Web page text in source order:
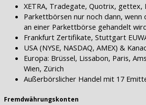
XETRA, Tradegate, Quotrix, gettex,
Parkettbörsen nur noch dann, wenn
an einer Parkettbörse gehandelt
Frankfurt Zertifikate, Stuttgart
USA (NYSE, NASDAQ, AMEX) &
Europa: Brüssel, Lissabon, Paris,
Wien, Zürich
Außerbörslicher Handel mit 17
Fremdwährungskonten